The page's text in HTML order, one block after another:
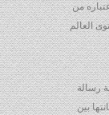
من
العالم
رسالة
بين